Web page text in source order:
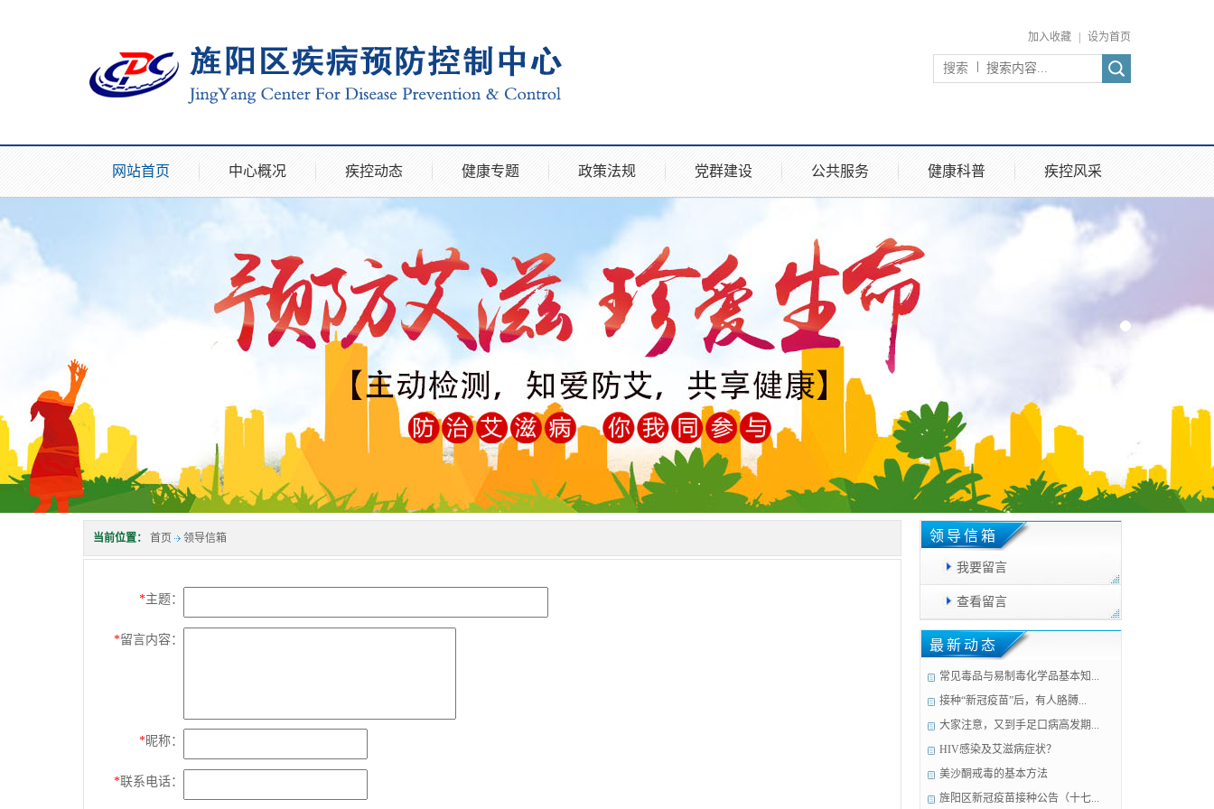
加入收藏 设为首页
搜索
网站首页 中心概况 疾控动态 健康专题 政策法规 党群建设 公共服务 健康科普 疾控风采
当前位置： 首页 领导信箱
*主题：
*留言内容：
*昵称：
*联系电话：
领导信箱
我要留言
查看留言
最新动态
常见毒品与易制毒化学品基本知...
接种“新冠疫苗”后，有人胳膊...
大家注意，又到手足口病高发期...
HIV感染及艾滋病症状？
美沙酮戒毒的基本方法
旌阳区新冠疫苗接种公告（十七...